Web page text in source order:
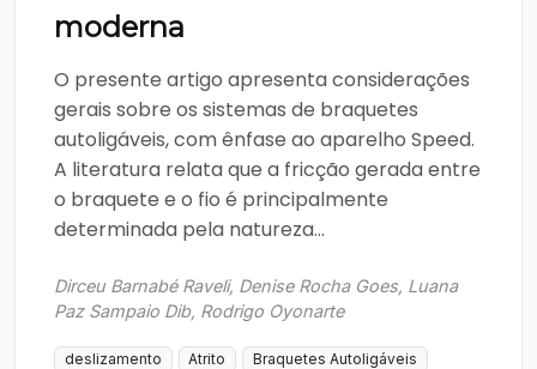
moderna
O presente artigo apresenta considerações
gerais sobre os sistemas de braquetes
autoligáveis, com ênfase ao aparelho Speed.
A literatura relata que a fricção gerada entre
o braquete e o fio é principalmente
determinada pela natureza...
Dirceu Barnabé Raveli, Denise Rocha Goes, Luana
Paz Sampaio Dib, Rodrigo Oyonarte
deslizamento Atrito Braquetes Autoligáveis